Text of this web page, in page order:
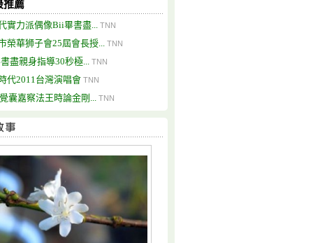
推薦
實力派偶像Bii畢書盡... TNN
榮華狮子會25屆會長授... TNN
盡親身指導30秒極... TNN
代2011台灣演唱會 TNN
囊嘉察法王時論金剛... TNN